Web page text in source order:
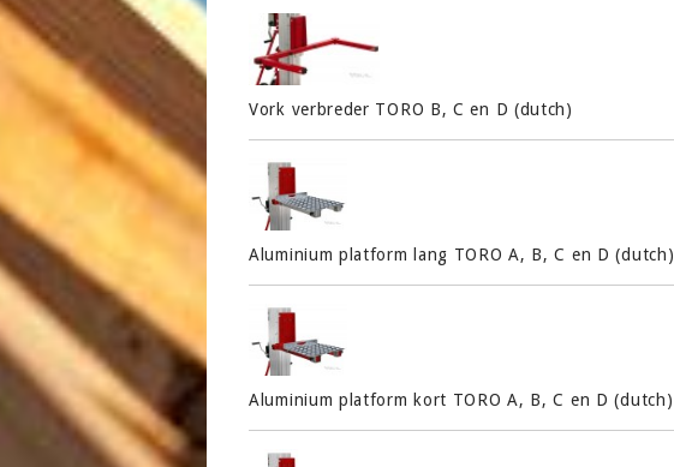
Vork verbreder TORO B, C en D (dutch)
Aluminium platform lang TORO A, B, C en D (dutch)
Aluminium platform kort TORO A, B, C en D (dutch)